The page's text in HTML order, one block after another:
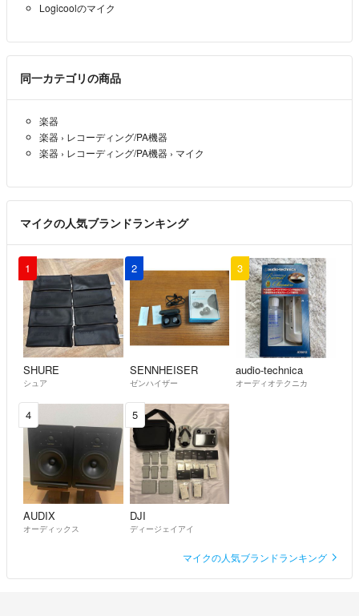
Logicoolのマイク
同一カテゴリの商品
楽器
楽器 › レコーディング/PA機器
楽器 › レコーディング/PA機器 › マイク
マイクの人気ブランドランキング
1
SHURE
シュア
2
SENNHEISER
ゼンハイザー
3
audio-technica
オーディオテクニカ
4
AUDIX
オーディックス
5
DJI
ディージェイアイ
マイクの人気ブランドランキング